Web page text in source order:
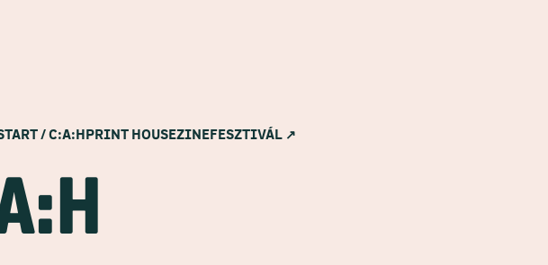
/ C:A:HPRINT HOUSEZINEFESZTIVÁL ↗
:h